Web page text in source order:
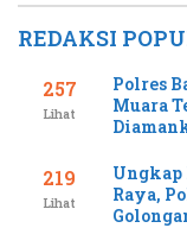
REDAKSI
257
Lihat
Polres
Muara
219
Lihat
Ungkap
Raya,